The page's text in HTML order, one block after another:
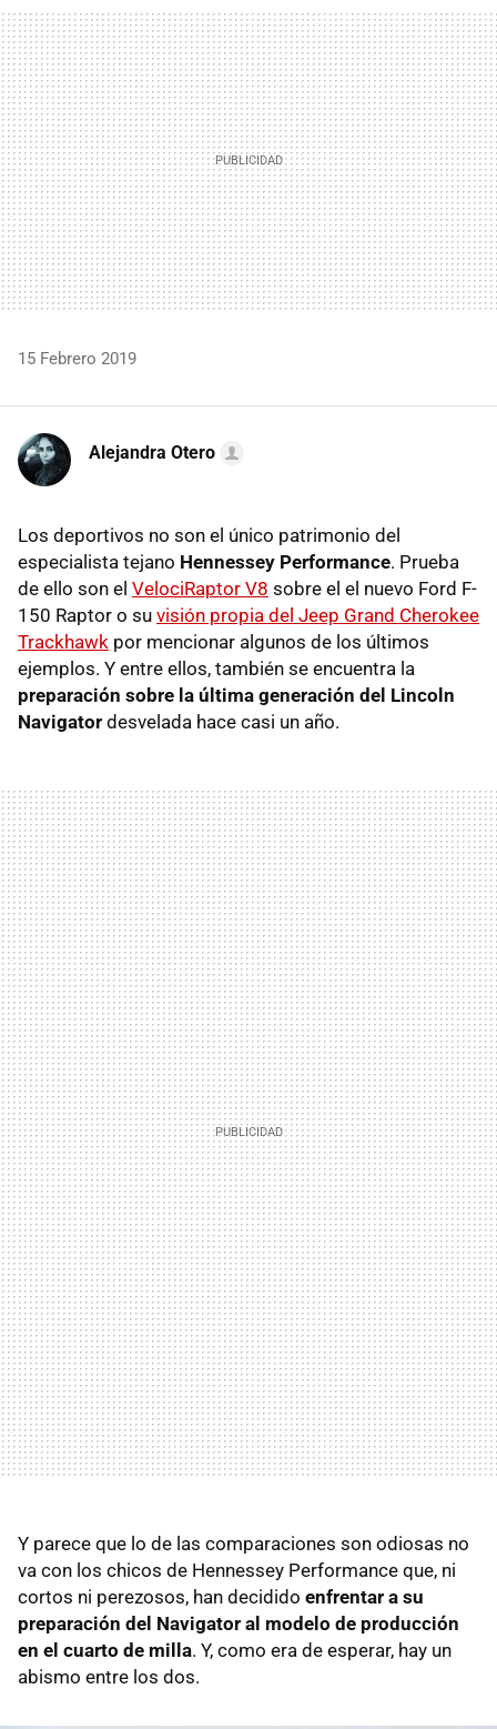
MAIL
15 Febrero 2019
Alejandra Otero
Los deportivos no son el único patrimonio del
especialista tejano Hennessey Performance. Prueba
de ello son el VelociRaptor V8 sobre el el nuevo Ford F-
150 Raptor o su visión propia del Jeep Grand Cherokee
Trackhawk por mencionar algunos de los últimos
ejemplos. Y entre ellos, también se encuentra la
preparación sobre la última generación del Lincoln
Navigator desvelada hace casi un año.
Y parece que lo de las comparaciones son odiosas no
va con los chicos de Hennessey Performance que, ni
cortos ni perezosos, han decidido enfrentar a su
preparación del Navigator al modelo de producción
en el cuarto de milla. Y, como era de esperar, hay un
abismo entre los dos.